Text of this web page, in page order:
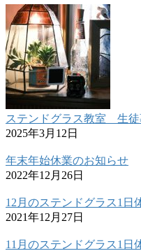
ステンドグラス教室 生
2025年3月12日
年末年始休業のお知らせ
2022年12月26日
12月のステンドグラス1日
2021年12月27日
11月のステンドグラス1日